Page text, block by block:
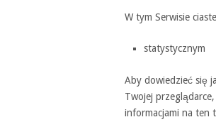
W tym Serwisie
statystycznym
Aby dowiedzieć się
Twojej
informacjami na ten